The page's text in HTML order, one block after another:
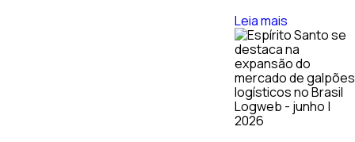
Leia mais
Logweb - junho |
2026